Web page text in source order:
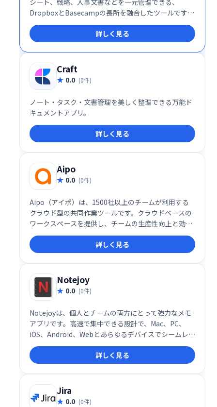
DropboxとBasecampの長所を融合したツールです。
様々なアプリを横断する煩わしさから解放され、アイ
デアの共有やコラボレーションをスムーズに行えま
す。 柔軟なビルディングブロック機能で、ドキュメン
トをチームのニーズに合わせてカスタマイズ可能で
す。
詳しく見る
Craft
0.0 (0件)
ノート・タスク・文書管理を美しく整理できる万能ド
キュメントアプリ。
詳しく見る
Aipo
0.0 (0件)
Aipo（アイポ）は、1500社以上のチームが利用する
クラウド型の共同作業ツールです。クラウドベースの
ワークスペースを提供し、チームの生産性向上と効率
的な共同作業を実現します。
詳しく見る
Notejoy
0.0 (0件)
Notejoyは、個人とチームの両方にとって強力なメモ
アプリです。高速で集中できる設計で、Mac、PC、
iOS、Android、Webとあらゆるデバイスでシームレス
に同期します。無料サインアップで、すぐに利用可能
です。
詳しく見る
Jira
0.0 (0件)